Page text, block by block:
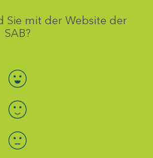
Sie mit der Website der
SAB?
Bewertung auswählen